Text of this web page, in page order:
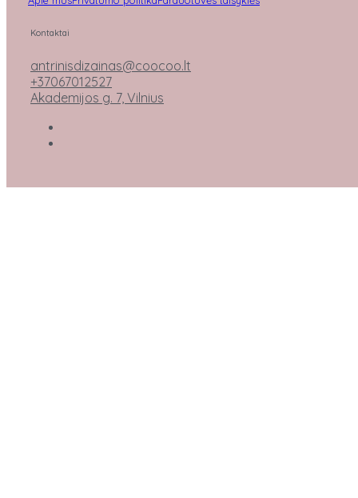
Kontaktai
antrinisdizainas@coocoo.lt
+37067012527
Akademijos g. 7, Vilnius